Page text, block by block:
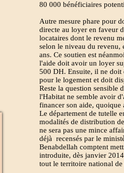
80 000 bénéficiaires
Autre mesure phare pour
directe au loyer en faveur
locataires dont le revenu
selon le niveau du revenu,
ans. Ce soutien est
l'aide doit avoir un loyer
500 DH. Ensuite, il ne doit
pour le logement et doit
Reste la question sensible
l'Habitat ne semble avoir
financer son aide, quoique
Le département de tutelle
modalités de distribution
ne sera pas une mince
déjà recensés par le
Benabdellah comptent
introduite, dès janvier
tout le territoire national